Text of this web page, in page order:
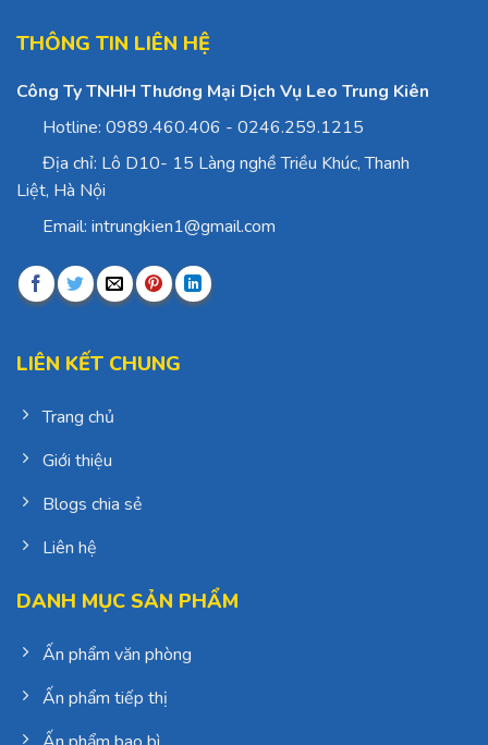
THÔNG TIN LIÊN HỆ
Công Ty TNHH Thương Mại Dịch Vụ Leo Trung Kiên
Hotline: 0989.460.406 - 0246.259.1215
Địa chỉ: Lô D10- 15 Làng nghề Triều Khúc, Thanh
Liệt, Hà Nội
Email: intrungkien1@gmail.com
LIÊN KẾT CHUNG
Trang chủ
Giới thiệu
Blogs chia sẻ
Liên hệ
DANH MỤC SẢN PHẨM
Ấn phẩm văn phòng
Ấn phẩm tiếp thị